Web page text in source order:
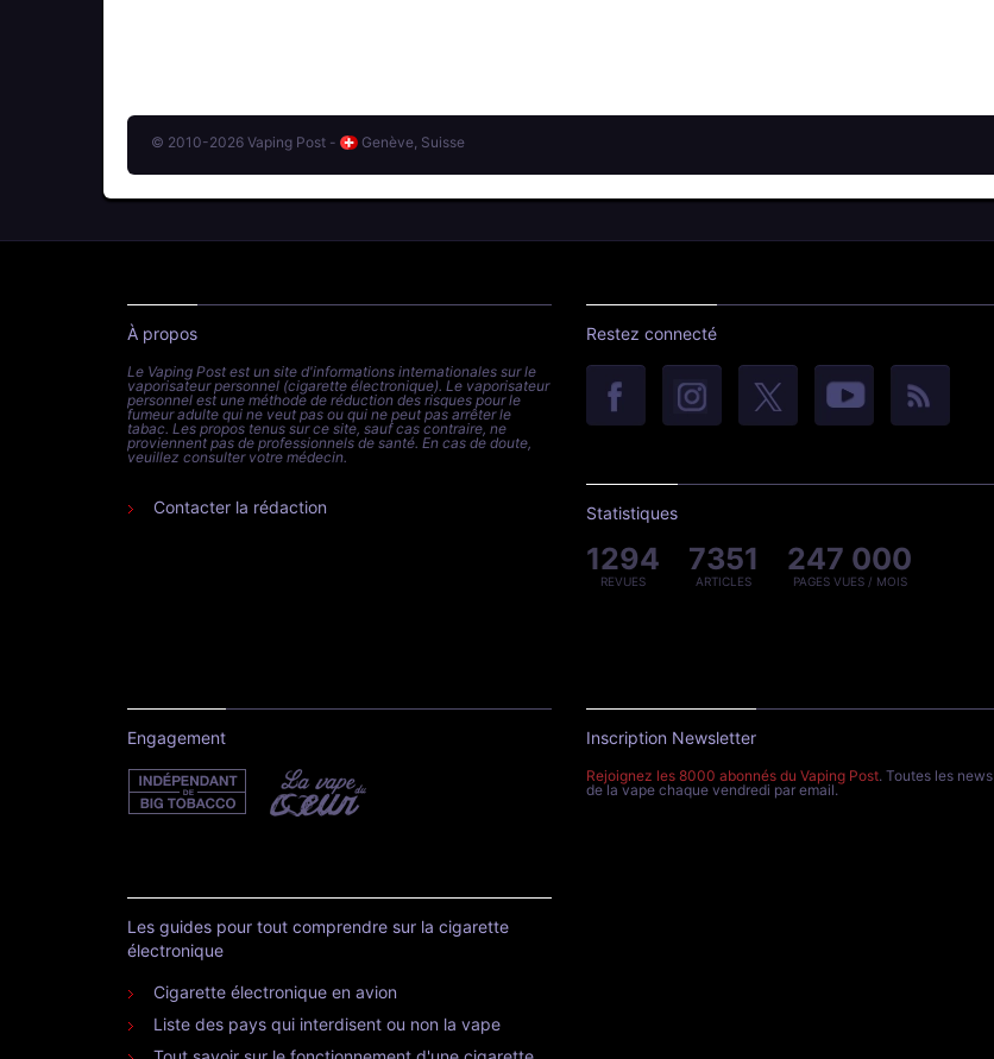
© 2010-2026 Vaping Post - Genève, Suisse
À propos
Le Vaping Post est un site d'informations internationales sur le
vaporisateur personnel (cigarette électronique). Le vaporisateur
personnel est une méthode de réduction des risques pour le
fumeur adulte qui ne veut pas ou qui ne peut pas arrêter le
tabac. Les propos tenus sur ce site, sauf cas contraire, ne
proviennent pas de professionnels de santé. En cas de doute,
veuillez consulter votre médecin.
Contacter la rédaction
Restez connecté
Statistiques
1294
REVUES
7351
ARTICLES
247 000
PAGES VUES / MOIS
Engagement
Les guides pour tout comprendre sur la cigarette
électronique
Cigarette électronique en avion
Liste des pays qui interdisent ou non la vape
Inscription Newsletter
Rejoignez les 8000 abonnés du Vaping Post. Toutes les news
de la vape chaque vendredi par email.